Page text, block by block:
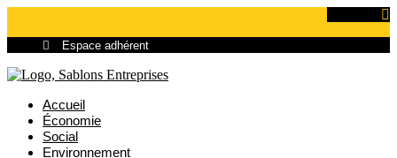
contenu
Espace adhérent
Accueil
Économie
Social
Environnement